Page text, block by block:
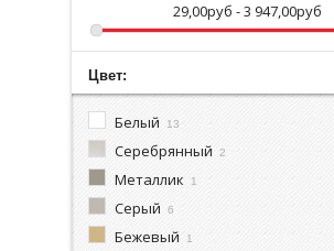
29,00руб - 3 947,00руб
Цвет:
Белый 13
Серебрянный 2
Металлик 1
Серый 6
Бежевый 1